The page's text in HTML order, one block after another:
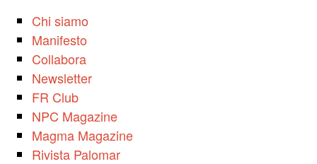
Chi siamo
Manifesto
Collabora
Newsletter
FR Club
NPC Magazine
Magma Magazine
Rivista Palomar